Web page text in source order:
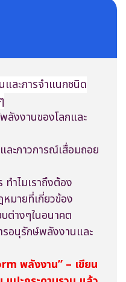
และการจำแนกชนิด
ลังงานของโลกและ
ละภาวการณ์เสื่อมถอย
ำไมเราถึงต้อง
มายที่เกี่ยวข้อง
ต่างๆในอนาคต
รอนุรักษ์พลังงานและ
พลังงาน” – เขียน